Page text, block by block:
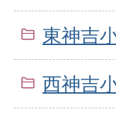
東神吉
西神吉